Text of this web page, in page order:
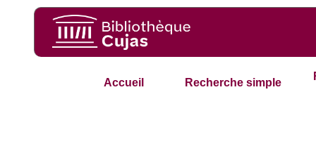
Accueil Recherche simple